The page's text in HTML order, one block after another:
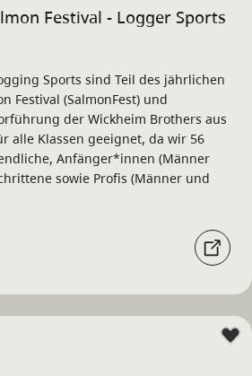
Festival - Logger Sports
Sports sind Teil des jährlichen
Festival (SalmonFest) und
der Wickheim Brothers aus
alle Klassen geeignet, da wir 56
Anfänger*innen (Männer
sowie Profis (Männer und